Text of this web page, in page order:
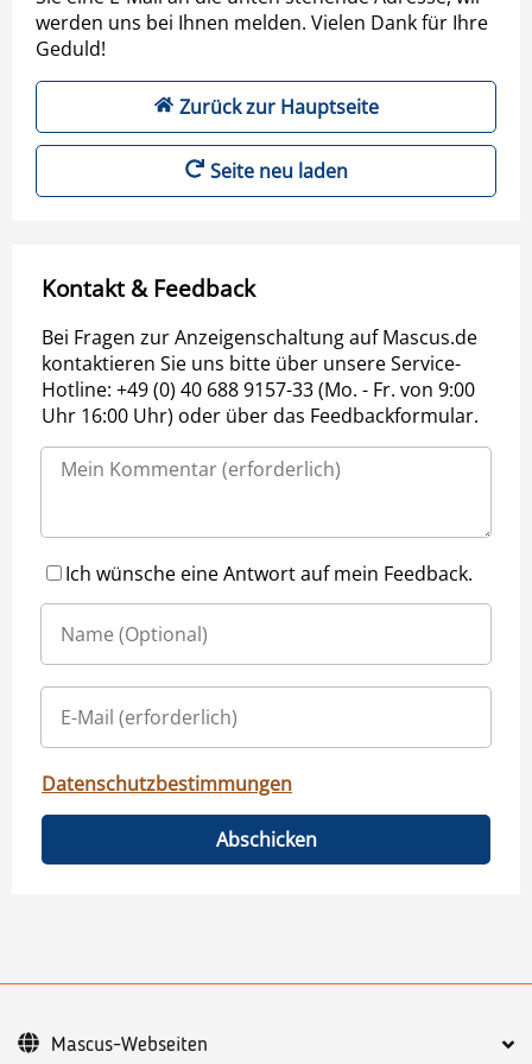
werden uns bei Ihnen melden. Vielen Dank für Ihre
Geduld!
Zurück zur Hauptseite
Seite neu laden
Kontakt & Feedback
Bei Fragen zur Anzeigenschaltung auf Mascus.de
kontaktieren Sie uns bitte über unsere Service-
Hotline: +49 (0) 40 688 9157-33 (Mo. - Fr. von 9:00
Uhr 16:00 Uhr) oder über das Feedbackformular.
Ich wünsche eine Antwort auf mein Feedback.
Datenschutzbestimmungen
Abschicken
Mascus-Webseiten